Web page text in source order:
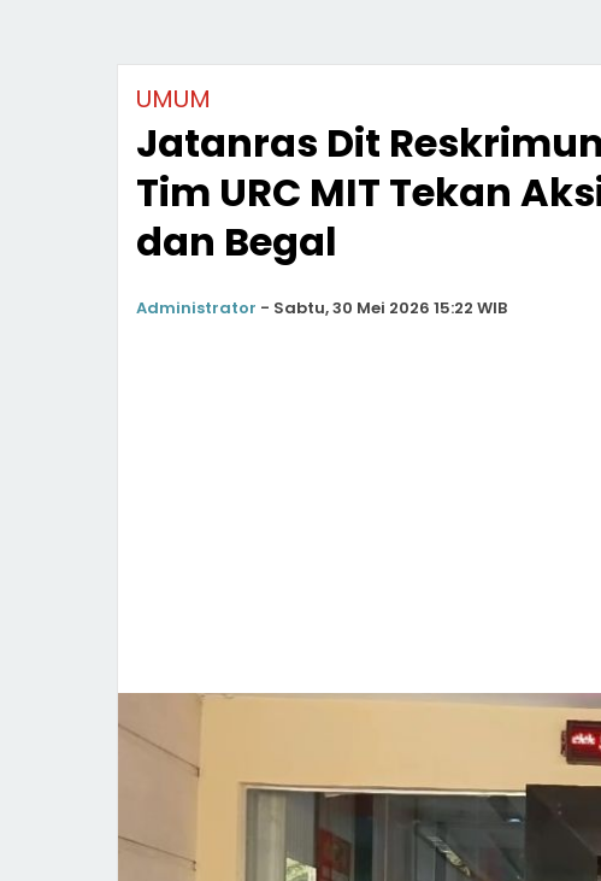
UMUM
Jatanras Dit
Tim URC MIT Tekan
dan Begal
Administrator - Sabtu, 30 Mei 2026 15:22 WIB